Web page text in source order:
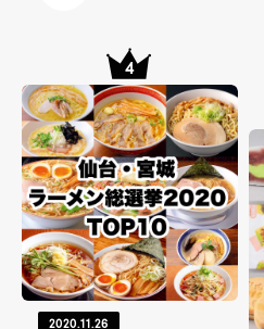
2020.11.26